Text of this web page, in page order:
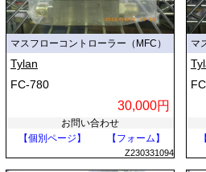
マスフローコントローラー（MFC）
Tylan
FC-780
30,000円
お問い合わせ
【個別ページ】
【フォーム】
Z230331094
マ